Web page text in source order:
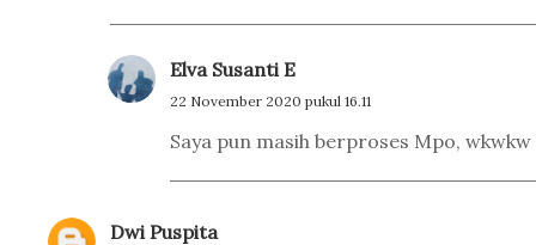
Elva Susanti E
22 November 2020 pukul 16.11
Saya pun masih berproses Mpo, wkwkw
Dwi Puspita